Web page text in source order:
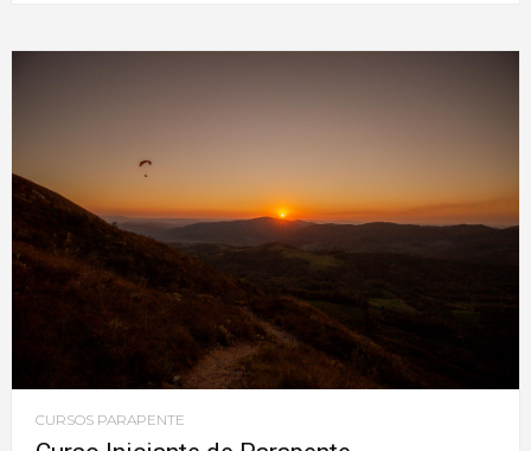
CURSOS PARAPENTE